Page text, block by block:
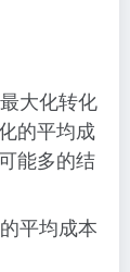
大化转化
的平均成
能多的结
平均成本